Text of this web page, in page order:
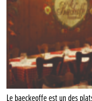
Le baeckeoffe est un des